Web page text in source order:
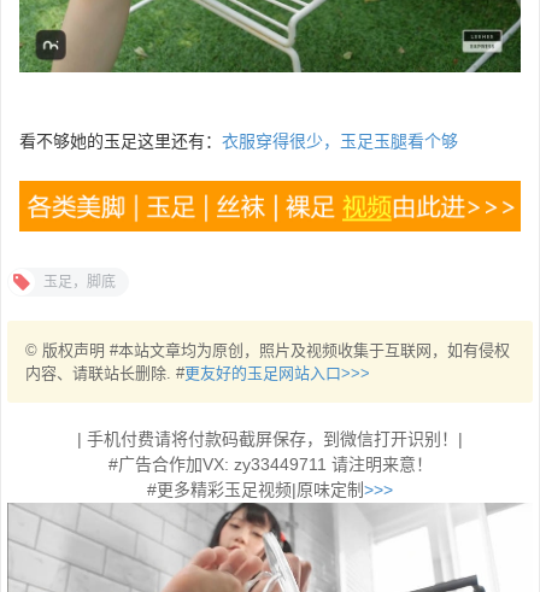
看不够她的玉足这里还有： 衣服穿得很少，玉足玉腿看个够
玉足，脚底
© 版权声明 #本站文章均为原创，照片及视频收集于互联网，如有侵权
内容、请联站长删除. #更友好的玉足网站入口>>>
| 手机付费请将付款码截屏保存，到微信打开识别！|
#广告合作加VX: zy33449711 请注明来意！
#更多精彩玉足视频|原味定制>>>